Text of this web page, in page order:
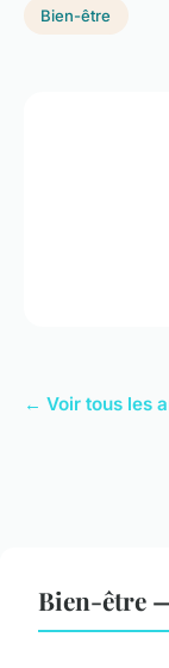
Bien-être
← Voir tous les
Bien-être